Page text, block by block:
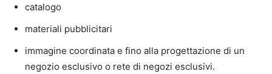
catalogo
materiali pubblicitari
immagine coordinata e fino alla progettazione di un
negozio esclusivo o rete di negozi esclusivi.